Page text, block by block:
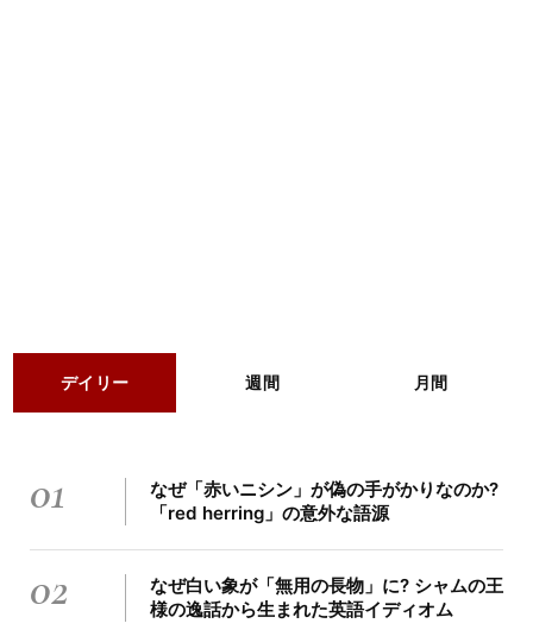
デイリー 週間 月間
01
なぜ「赤いニシン」が偽の手がかりなのか?
「red herring」の意外な語源
02
なぜ白い象が「無用の長物」に? シャムの王
様の逸話から生まれた英語イディオム